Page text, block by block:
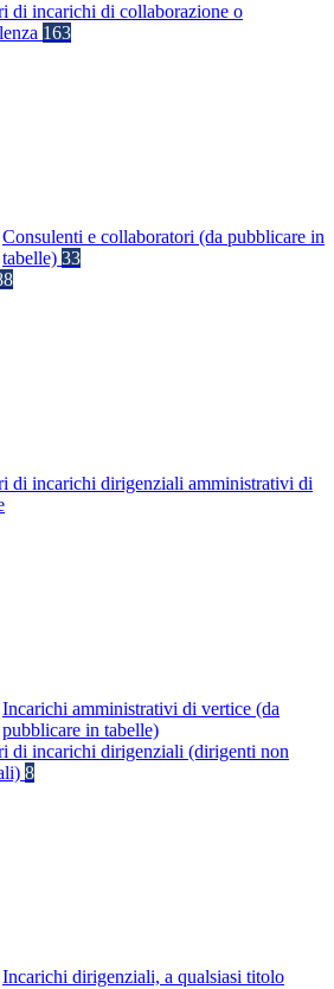
di incarichi di collaborazione o
163
Consulenti e collaboratori (da pubblicare in
tabelle) 33
di incarichi dirigenziali amministrativi di
Incarichi amministrativi di vertice (da
pubblicare in tabelle)
di incarichi dirigenziali (dirigenti non
8
Incarichi dirigenziali, a qualsiasi titolo